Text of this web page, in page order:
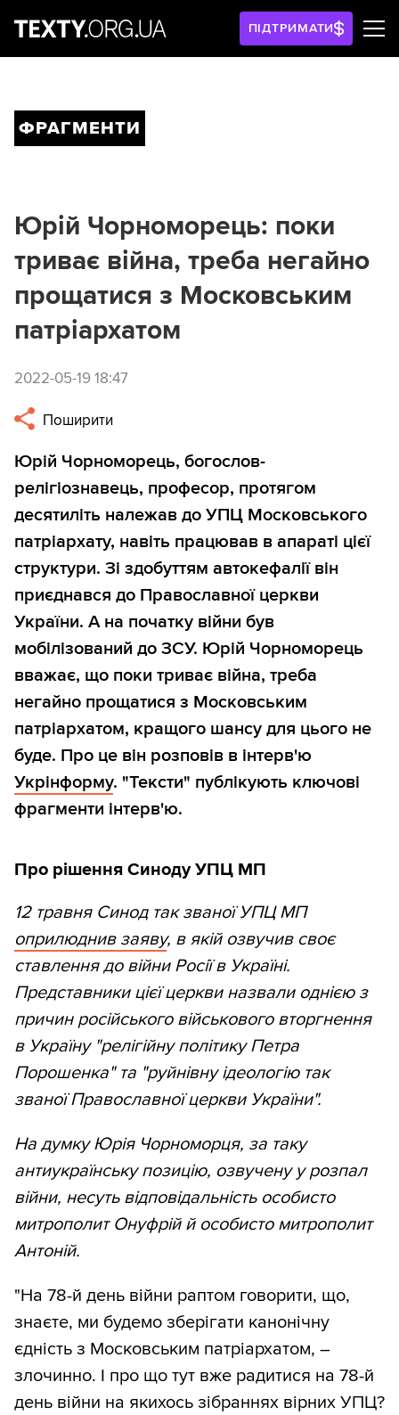
ПІДТРИМАТИ
ФРАГМЕНТИ
Юрій Чорноморець: поки
триває війна, треба негайно
прощатися з Московським
патріархатом
2022-05-19 18:47
Поширити
Юрій Чорноморець, богослов-
релігіознавець, професор, протягом
десятиліть належав до УПЦ Московського
патріархату, навіть працював в апараті цієї
структури. Зі здобуттям автокефалії він
приєднався до Православної церкви
України. А на початку війни був
мобілізований до ЗСУ. Юрій Чорноморець
вважає, що поки триває війна, треба
негайно прощатися з Московським
патріархатом, кращого шансу для цього не
буде. Про це він розповів в інтерв'ю
Укрінформу. "Тексти" публікують ключові
фрагменти інтерв'ю.
Про рішення Синоду УПЦ МП
12 травня Синод так званої УПЦ МП
оприлюднив заяву, в якій озвучив своє
ставлення до війни Росії в Україні.
Представники цієї церкви назвали однією з
причин російського військового вторгнення
в Україну "релігійну політику Петра
Порошенка" та "руйнівну ідеологію так
званої Православної церкви України".
На думку Юрія Чорноморця, за таку
антиукраїнську позицію, озвучену у розпал
війни, несуть відповідальність особисто
митрополит Онуфрій й особисто митрополит
Антоній.
"На 78-й день війни раптом говорити, що,
знаєте, ми будемо зберігати канонічну
єдність з Московським патріархатом, –
злочинно. І про що тут вже радитися на 78-й
день війни на якихось зібраннях вірних УПЦ?